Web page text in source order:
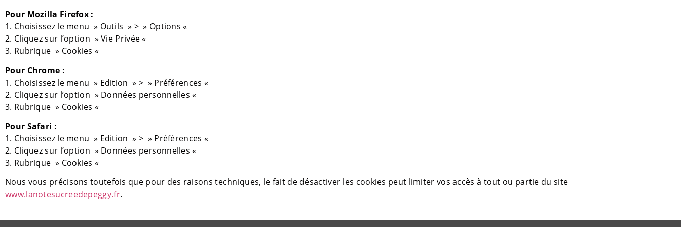
Pour Mozilla Firefox :
1. Choisissez le menu » Outils » > » Options «
2. Cliquez sur l’option » Vie Privée «
3. Rubrique » Cookies «
Pour Chrome :
1. Choisissez le menu » Edition » > » Préférences «
2. Cliquez sur l’option » Données personnelles «
3. Rubrique » Cookies «
Pour Safari :
1. Choisissez le menu » Edition » > » Préférences «
2. Cliquez sur l’option » Données personnelles «
3. Rubrique » Cookies «
Nous vous précisons toutefois que pour des raisons techniques, le fait de désactiver les cookies peut limiter vos accès à tout ou partie du site
www.lanotesucreedepeggy.fr.